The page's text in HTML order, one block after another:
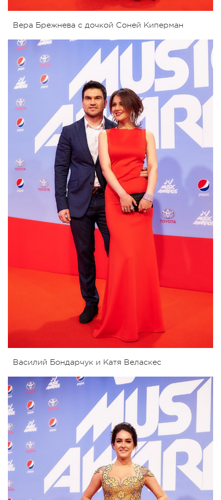
Вера Брежнева с дочкой Соней Киперман
Василий Бондарчук и Катя Веласкес